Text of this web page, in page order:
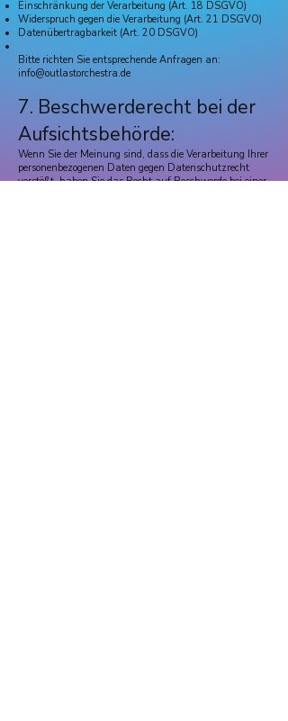
Einschränkung der Verarbeitung (Art. 18 DSGVO)
Widerspruch gegen die Verarbeitung (Art. 21 DSGVO)
Datenübertragbarkeit (Art. 20 DSGVO)
Bitte richten Sie entsprechende Anfragen an:
info@outlastorchestra.de
7. Beschwerderecht bei der
Aufsichtsbehörde:
Wenn Sie der Meinung sind, dass die Verarbeitung Ihrer
personenbezogenen Daten gegen Datenschutzrecht
verstößt, haben Sie das Recht auf Beschwerde bei einer